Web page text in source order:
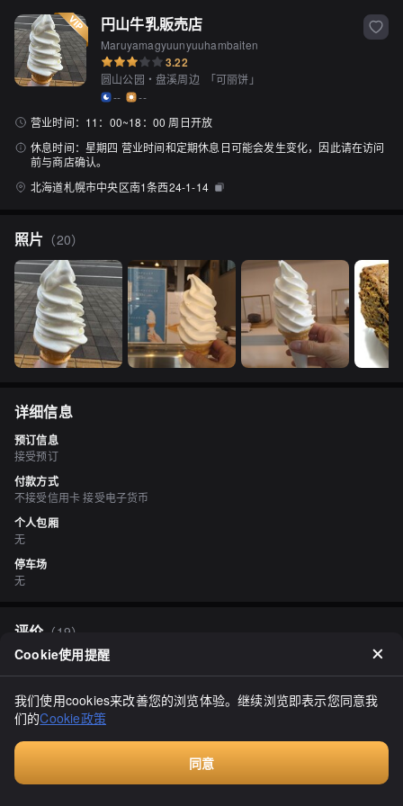
円山牛乳販売店
Maruyamagyuunyuuhambaiten
3.22
圆山公园・盘溪周边 「可丽饼 」
--
--
营业时间： 11：00~18：00 周日开放
休息时间： 星期四 营业时间和定期休息日可能会发生变化，因此请在访问
前与商店确认。
北海道札幌市中央区南1条西24-1-14
照片 （20）
详细信息
预订信息
接受预订
付款方式
不接受信用卡 接受电子货币
个人包厢
无
停车场
无
评价（19）
ちゃーりーズ フェヴァリット
3.40
确实，牛奶的味道很浓郁，相当好吃。如果再顺滑一些就更完美了。
Cookie使用提醒
我们使用cookies来改善您的浏览体验。继续浏览即表示您同意我
们的Cookie政策
同意